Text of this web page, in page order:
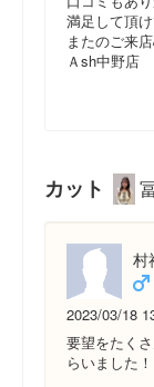
満足して頂
またのご来
Ａsh中野
カット
村
2023/03/18
要望をたく
らいました！